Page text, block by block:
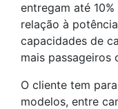
entregam até
relação à
capacidades de
mais passageiros
O cliente tem
modelos, entre